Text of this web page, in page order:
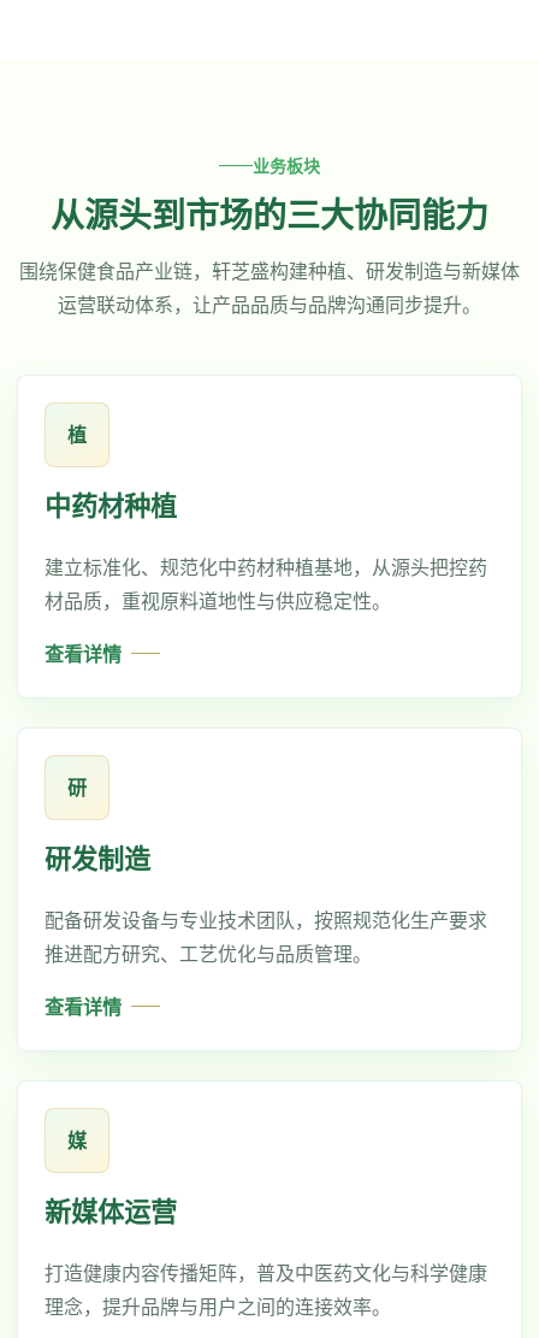
业务板块
从源头到市场的三大协同能力
围绕保健食品产业链，轩芝盛构建种植、研发制造与新媒体
运营联动体系，让产品品质与品牌沟通同步提升。
植
中药材种植
建立标准化、规范化中药材种植基地，从源头把控药
材品质，重视原料道地性与供应稳定性。
查看详情
研
研发制造
配备研发设备与专业技术团队，按照规范化生产要求
推进配方研究、工艺优化与品质管理。
查看详情
媒
新媒体运营
打造健康内容传播矩阵，普及中医药文化与科学健康
理念，提升品牌与用户之间的连接效率。